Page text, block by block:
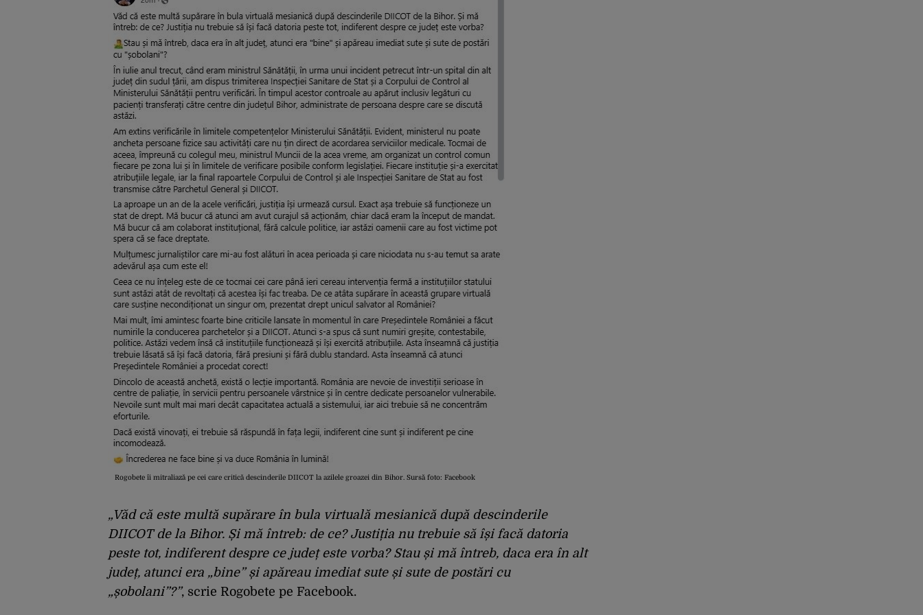
Rogobete îi mitraliază pe cei care critică descinderile DIICOT la azilele groazei din Bihor. Sursă foto: Facebook
„Văd că este multă supărare în bula virtuală mesianică după descinderile
DIICOT de la Bihor. Și mă întreb: de ce? Justiția nu trebuie să își facă datoria
peste tot, indiferent despre ce județ este vorba? Stau și mă întreb, daca era în alt
județ, atunci era „bine” și apăreau imediat sute și sute de postări cu
„șobolani”?”, scrie Rogobete pe Facebook.